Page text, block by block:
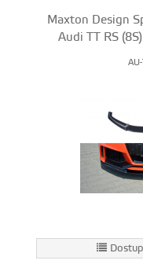
Maxton Design
Audi TT RS